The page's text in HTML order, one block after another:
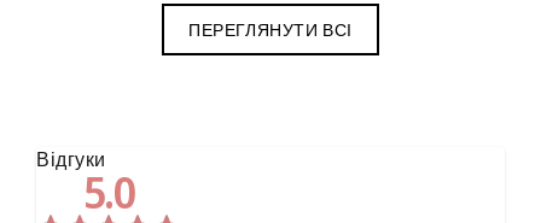
ПЕРЕГЛЯНУТИ ВСІ
Відгуки
5.0